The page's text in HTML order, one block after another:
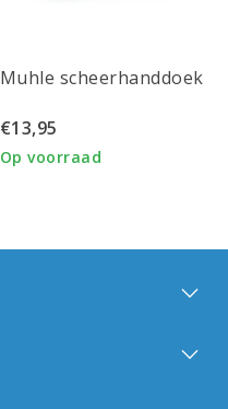
Muhle scheerhanddoek
€13,95
Op voorraad